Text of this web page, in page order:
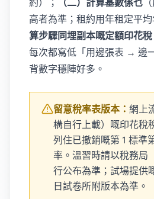
約）；
（二）計算基數係乜
高者為準；租約用年租定平均
算步驟同埋副本嘅定額印花稅
每次都寫低「用邊張表 → 邊
背數字穩陣好多。
留意稅率表版本： 網上
構自行上載）嘅印花稅
列住已撤銷嘅第 1 標準
率。溫習時請以稅務局
行公布為準；試場提供
日試卷所附版本為準。